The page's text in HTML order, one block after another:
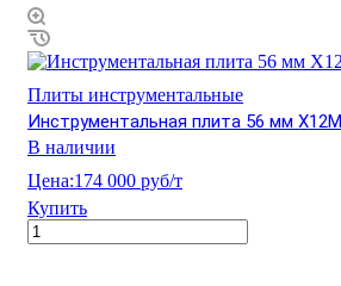
Плиты инструментальные
Инструментальная плита 56 мм Х12М
В наличии
Цена:174 000 руб/т
Купить